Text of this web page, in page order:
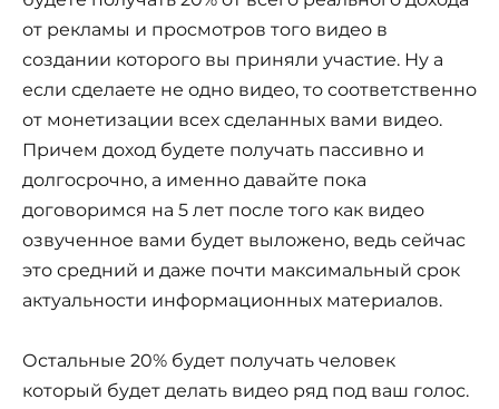
от рекламы и просмотров того видео в
создании которого вы приняли участие. Ну а
если сделаете не одно видео, то соответственно
от монетизации всех сделанных вами видео.
Причем доход будете получать пассивно и
долгосрочно, а именно давайте пока
договоримся на 5 лет после того как видео
озвученное вами будет выложено, ведь сейчас
это средний и даже почти максимальный срок
актуальности информационных материалов.
Остальные 20% будет получать человек
который будет делать видео ряд под ваш голос.